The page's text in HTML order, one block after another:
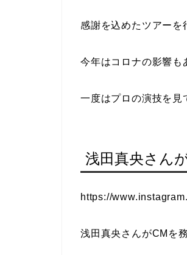
感謝を込めたツアーを
今年はコロナの影響も
一度はプロの演技を見
浅田真央さん
https://
浅田真央さんがCMを